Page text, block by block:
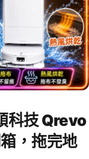
科技 Qrevo
，拖完地